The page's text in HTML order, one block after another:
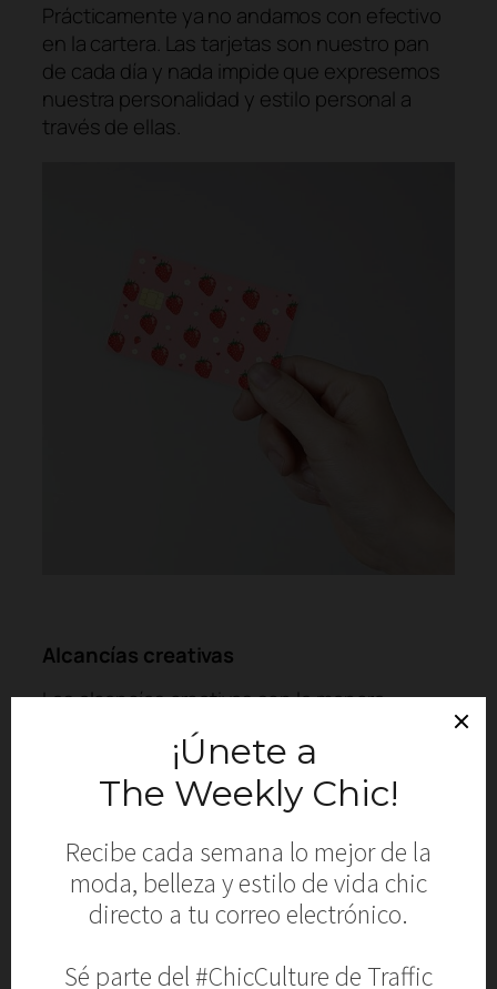
Prácticamente ya no andamos con efectivo
en la cartera. Las tarjetas son nuestro pan
de cada día y nada impide que expresemos
nuestra personalidad y estilo personal a
través de ellas.
Alcancías creativas
Las alcancías creativas son la manera
perfecta para motivarse a ahorrar dinero. Ya
sea que elijas hacer tu propia alcancía o
comprar una lista para usar, el objetivo es el
mismo: ahorrar dinero de una manera
divertida. Si prefieres comprar una alcancía
ya lista para usar te enseñamos algunas que
puedes adquirir.